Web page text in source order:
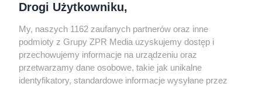
Odwiedź grupę na Facebooku
Gdybym budował drugi raz - mądry Polak
przed budową
Drogi Użytkowniku,
My, naszych 1162 zaufanych partnerów oraz inne
podmioty z Grupy ZPR Media uzyskujemy dostęp i
przechowujemy informacje na urządzeniu oraz
przetwarzamy dane osobowe, takie jak unikalne
identyfikatory, standardowe informacje wysyłane przez